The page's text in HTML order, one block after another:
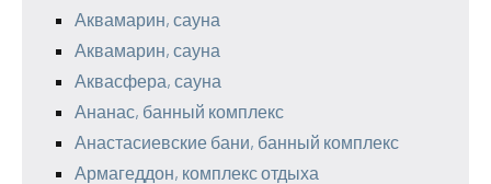
Аквамарин, сауна
Аквамарин, сауна
Аквасфера, сауна
Ананас, банный комплекс
Анастасиевские бани, банный комплекс
Армагеддон, комплекс отдыха